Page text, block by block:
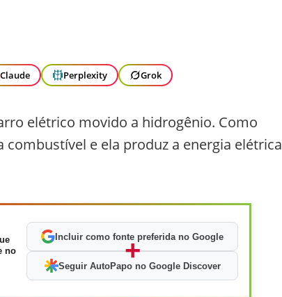
Claude Perplexity Grok
elétrico movido a hidrogênio. Como
e ela produz a energia elétrica
no
Incluir como fonte preferida no Google
+
Seguir AutoPapo no Google Discover